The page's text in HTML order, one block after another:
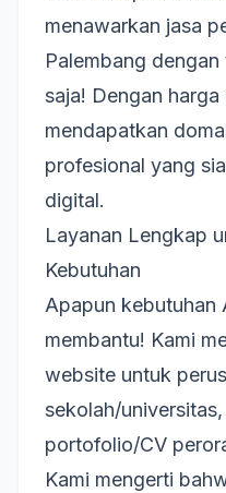
menawarkan jasa
Palembang
saja! Dengan
mendapatkan
profesional yang
digital.
Layanan Lengkap
Kebutuhan
Apapun kebutuhan
membantu! Kami
website untuk
sekolah/
portofolio/CV
Kami mengerti